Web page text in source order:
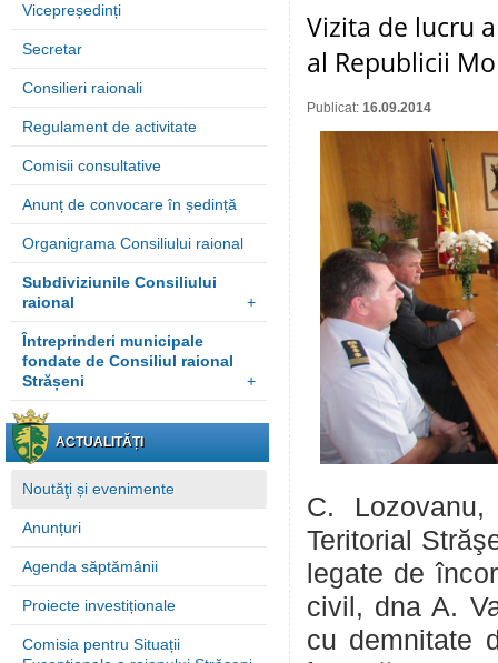
Vicepreședinți
Secretar
Consilieri raionali
Regulament de activitate
Comisii consultative
Anunț de convocare în ședință
Organigrama Consiliului raional
Subdiviziunile Consiliului
raional
+
Întreprinderi municipale
fondate de Consiliul raional
Strășeni
+
ACTUALITĂȚI
Noutăţi și evenimente
Anunțuri
Agenda săptămânii
Proiecte investiționale
Comisia pentru Situații
Vizita de lucru
al Republicii
Publicat: 16.09.2014
C.
Teritorial
legate de
civil, dna A.
cu demnitate